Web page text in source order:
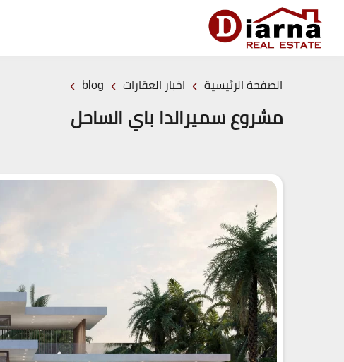
الصفحة الرئيسية › اخبار العقارات ›
blog
›
مشروع سميرالدا باي الساحل